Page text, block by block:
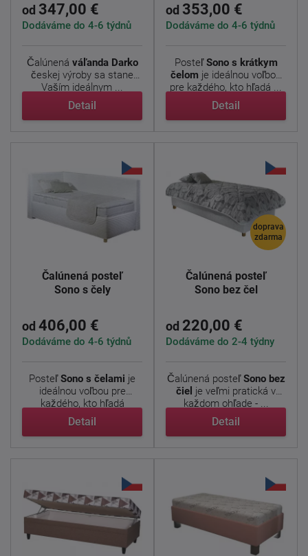
od 347,00 €
Dodáváme do 4-6 týdnů
Čalúnená váľanda Darko
českej výroby sa stane
Vaším ideálnym ...
Detail
od 353,00 €
Dodáváme do 4-6 týdnů
PosteľSono s krátkym
čelom je ideálnou voľbou
pre každého, kto hľadá ...
Detail
Čalúnená posteľ
Sono s čely
od 406,00 €
Dodáváme do 4-6 týdnů
PosteľSono s čelami je
ideálnou voľbou pre
každého, kto hľadá
funkčné ...
Detail
doprava
zdarma
Čalúnená posteľ
Sono bez čel
od 220,00 €
Dodáváme do 2-4 týdny
Čalúnená posteľSono bez
čiel je veľmi pratická v
každom ohľade - ...
Detail